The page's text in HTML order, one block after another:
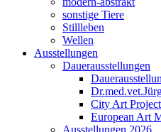
sonstige Tiere
Stillleben
Wellen
Ausstellungen
Dauerausstellungen
City Art
European Art
Ausstellungen 2026